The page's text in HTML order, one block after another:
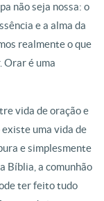
não seja nossa: o
e a alma da
realmente o que
Orar é uma
vida de oração e
existe uma vida de
e simplesmente
Bíblia, a comunhão
ter feito tudo